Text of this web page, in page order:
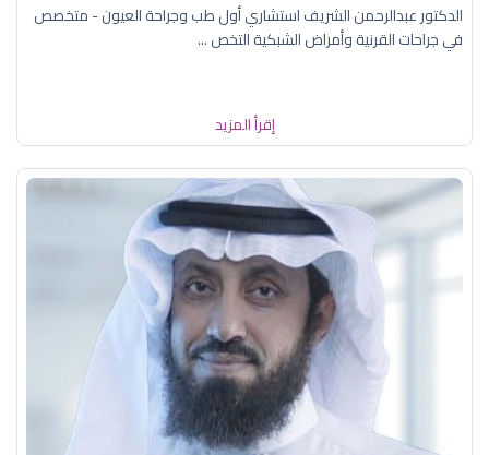
الدكتور عبدالرحمن الشريف استشاري أول طب وجراحة العيون - متخصص
في جراحات القرنية وأمراض الشبكية التخص ...
إقرأ المزيد